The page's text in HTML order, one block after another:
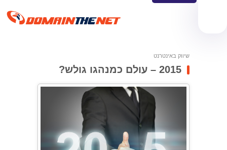
שיווק באינטרנט
2015 – עולם כמנהגו גולש?